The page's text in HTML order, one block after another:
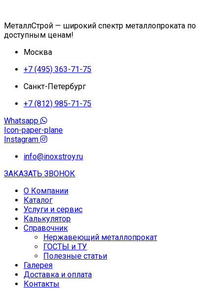
МеталлСтрой — широкий спектр металлопроката по
доступным ценам!
Москва
+7 (495) 363-71-75
Санкт-Петербург
+7 (812) 985-71-75
Whatsapp
Icon-paper-plane
Instagram
info@inoxstroy.ru
ЗАКАЗАТЬ ЗВОНОК
О Компании
Каталог
Услуги и сервис
Калькулятор
Справочник
Нержавеющий металлопрокат
ГОСТЫ и ТУ
Полезные статьи
Галерея
Доставка и оплата
Контакты